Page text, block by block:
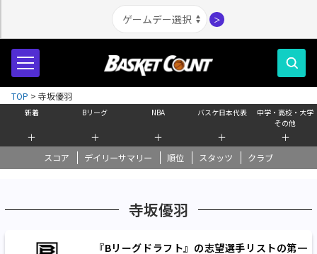
＞
新着
＋
Bリーグ
＋
NBA
＋
バスケ日本代表
＋
中学・高校・大学
その他
＋
スコア デイリーサマリー 順位 スタッツ クラブ
TOP > 寺坂優羽
寺坂優羽
『Bリーグドラフト』の志望選手リストの第一